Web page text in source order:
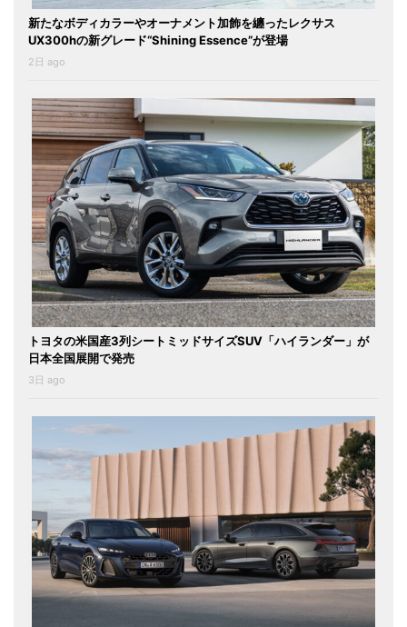
新たなボディカラーやオーナメント加飾を纏ったレクサス
UX300hの新グレード“Shining Essence”が登場
2日 ago
トヨタの米国産3列シートミッドサイズSUV「ハイランダー」が
日本全国展開で発売
3日 ago